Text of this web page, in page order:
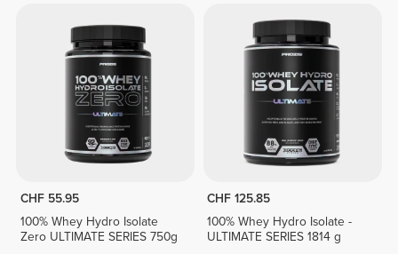
CHF 55.95
100% Whey Hydro Isolate
Zero ULTIMATE SERIES 750g
CHF 125.85
100% Whey Hydro Isolate -
ULTIMATE SERIES 1814 g